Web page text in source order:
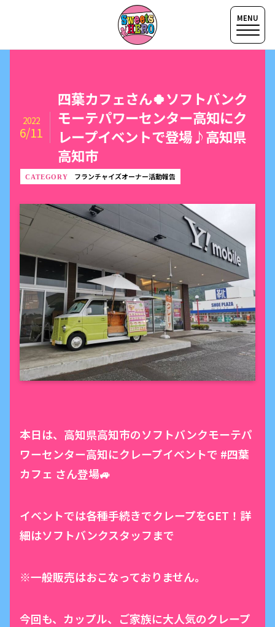
四葉カフェさん🍀ソフトバンク
モーテパワーセンター高知にク
レープイベントで登場♪高知県
高知市
2022
6/11
フランチャイズオーナー活動報告
本日は、高知県高知市のソフトバンクモーテパ
ワーセンター高知にクレープイベントで #四葉
カフェ さん登場🚙
イベントでは各種手続きでクレープをGET！詳
細はソフトバンクスタッフまで
※一般販売はおこなっておりません。
今回も、カップル、ご家族に大人気のクレープ